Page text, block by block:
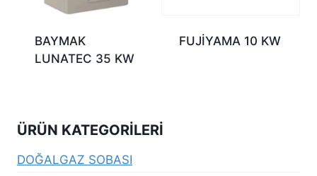
BAYMAK
LUNATEC 35 KW
FUJİYAMA 10 KW
ÜRÜN KATEGORILERI
DOĞALGAZ SOBASI